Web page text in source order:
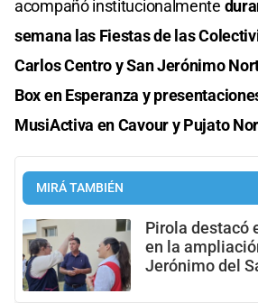
acompañó institucionalmente
semana las Fiestas de las
Carlos Centro y San Jerónimo
Box en Esperanza y
MusiActiva en Cavour y Pujato
MIRÁ TAMBIÉN
Pirola destacó
en la
Jerónimo del